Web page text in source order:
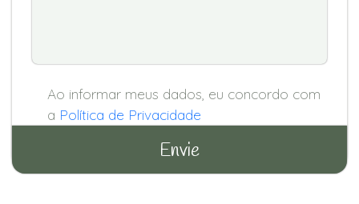
Ao informar meus dados, eu concordo com
a Política de Privacidade